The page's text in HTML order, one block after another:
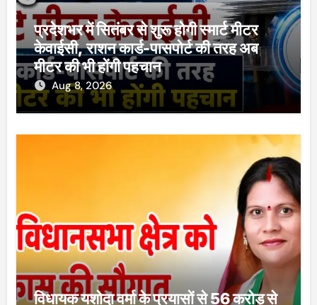
प्रदेशभर में सितंबर से शुरू होगी स्मार्ट मीटर
केवाईसी, राशन कार्ड-पासपोर्ट की तरह अब
मीटर की भी होंगी पहचान
Aug 8, 2026
विधायक यशोदा वर्मा के प्रयासों से 56 करोड़ से